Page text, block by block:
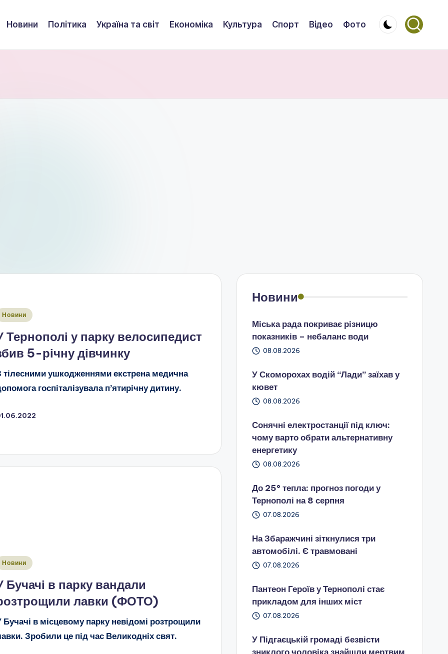
Новини Політика Україна та світ Економіка Культура Спорт Відео Фото
Новини
Тернополі у парку велосипедист
5-річну дівчинку
тілесними ушкодженнями екстрена медична
госпіталізувала п’ятирічну дитину.
Новини
Бучачі в парку вандали
лавки (ФОТО)
Бучачі в місцевому парку невідомі розтрощили
Зробили це під час Великодніх свят.
Новини
Міська рада покриває різницю
показників – небаланс води
08.08.2026
У Скоморохах водій “Лади” заїхав у
кювет
08.08.2026
Сонячні електростанції під ключ:
чому варто обрати альтернативну
енергетику
08.08.2026
До 25° тепла: прогноз погоди у
Тернополі на 8 серпня
07.08.2026
На Збаражчині зіткнулися три
автомобілі. Є травмовані
07.08.2026
Пантеон Героїв у Тернополі стає
прикладом для інших міст
07.08.2026
У Підгаєцькій громаді безвісти